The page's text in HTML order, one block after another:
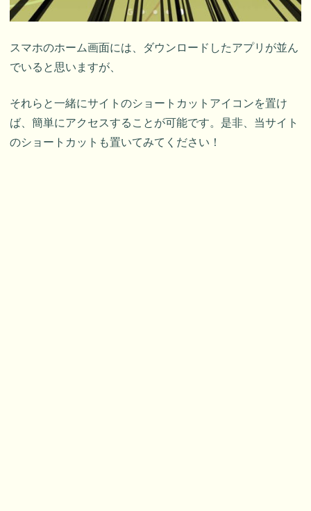
スマホのホーム画面には、ダウンロードしたアプリが並ん
でいると思いますが、
それらと一緒にサイトのショートカットアイコンを置け
ば、簡単にアクセスすることが可能です。是非、当サイト
のショートカットも置いてみてください！